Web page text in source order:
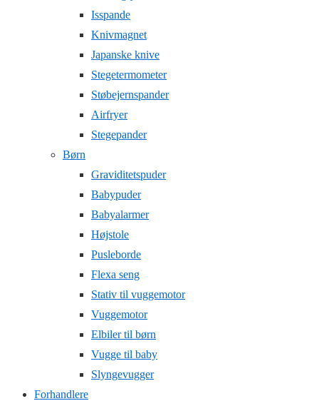
Isspande
Knivmagnet
Japanske knive
Stegetermometer
Støbejernspander
Airfryer
Stegepander
Børn
Graviditetspuder
Babypuder
Babyalarmer
Højstole
Pusleborde
Flexa seng
Stativ til vuggemotor
Vuggemotor
Elbiler til børn
Vugge til baby
Slyngevugger
Forhandlere